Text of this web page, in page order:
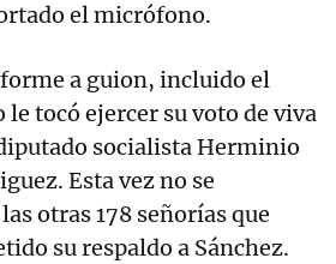
el micrófono.
a guion, incluido el
tocó ejercer su voto de viva
socialista Herminio
Esta vez no se
otras 178 señorías que
su respaldo a Sánchez.